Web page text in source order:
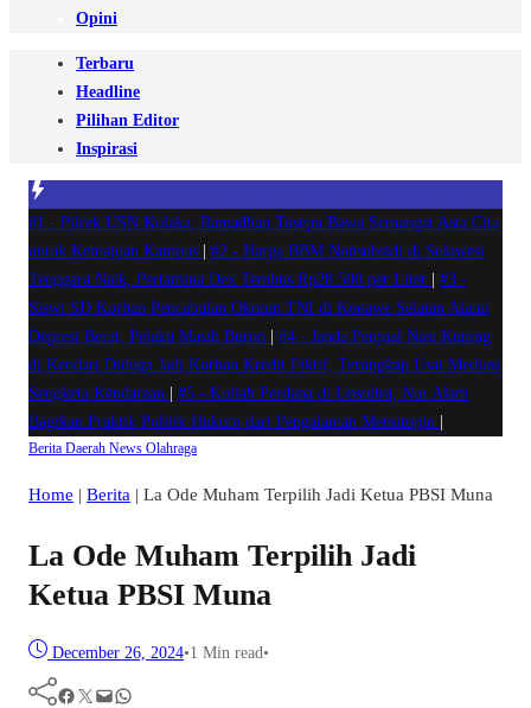
Opini
Terbaru
Headline
Pilihan Editor
Inspirasi
#1 - Pilrek USN Kolaka: Ramadhan Tosepu Bawa Semangat Asta Cita
untuk Kemajuan Kampus
#2 - Harga BBM Nonsubsidi di Sulawesi
Tenggara Naik, Pertamina Dex Tembus Rp28.500 per Liter
#3 -
Siswi SD Korban Pencabulan Oknum TNI di Konawe Selatan Alami
Depresi Berat, Pelaku Masih Buron
#4 - Janda Penjual Nasi Kuning
di Kendari Diduga Jadi Korban Kredit Fiktif, Terungkap Usai Mediasi
Sengketa Kendaraan
#5 - Kuliah Perdana di Unsultra, Nur Alam
Bagikan Praktik Politik Hukum dari Pengalaman Memimpin
Berita Daerah News Olahraga
Home | Berita | La Ode Muham Terpilih Jadi Ketua PBSI Muna
La Ode Muham Terpilih Jadi
Ketua PBSI Muna
December 26, 2024•1 Min read•
Facebook Twitter Mail WhatsApp